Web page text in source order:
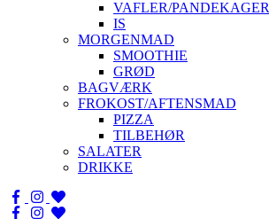
VAFLER/PANDEKAGER
IS
MORGENMAD
SMOOTHIE
GRØD
BAGVÆRK
FROKOST/AFTENSMAD
PIZZA
TILBEHØR
SALATER
DRIKKE